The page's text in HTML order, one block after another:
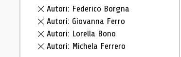
Autori: Federico Borgna
Autori: Giovanna Ferro
Autori: Lorella Bono
Autori: Michela Ferrero